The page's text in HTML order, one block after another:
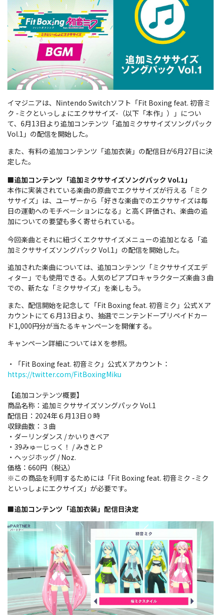
イマジニアは、Nintendo Switchソフト「Fit Boxing feat. 初音ミ
ク -ミクといっしょにエクササイズ-（以下「本作」）」につい
て、6月13日より追加コンテンツ「追加ミクササイズソングパック
Vol.1」の配信を開始した。
また、有料の追加コンテンツ「追加衣装」の配信日が6月27日に決
定した。
■追加コンテンツ「追加ミクササイズソングパック Vol.1」
本作に実装されている楽曲の原曲でエクササイズが行える「ミク
ササイズ」は、ユーザーから「好きな楽曲でのエクササイズは毎
日の運動へのモチベーションになる」と高く評価され、楽曲の追
加についての要望も多く寄せられている。
今回楽曲とそれに紐づくエクササイズメニューの追加となる「追
加ミクササイズソングパック Vol.1」の配信を開始した。
追加された楽曲については、追加コンテンツ「ミクササイズエデ
ィター」でも使用できる。人気のピアプロキャラクターズ楽曲３曲
での、新たな「ミクササイズ」を楽しもう。
また、配信開始を記念して「Fit Boxing feat. 初音ミク」公式Ｘア
カウントにて６月13日より、抽選でニンテンドープリペイドカー
ド1,000円分が当たるキャンペーンを開催する。
キャンペーン詳細についてはＸを参照。
・「Fit Boxing feat. 初音ミク」公式Ｘアカウント：
https://twitter.com/FitBoxingMiku
【追加コンテンツ概要】
商品名称：追加ミクササイズソングパック Vol.1
配信日：2024年６月13日０時
収録曲数：３曲
・ダーリンダンス / かいりきベア
・39みゅーじっく！ / みきとＰ
・ヘッジホッグ / Noz.
価格：660円（税込）
※この商品を利用するためには「Fit Boxing feat. 初音ミク -ミク
といっしょにエクサイズ」が必要です。
■追加コンテンツ「追加衣装」配信日決定